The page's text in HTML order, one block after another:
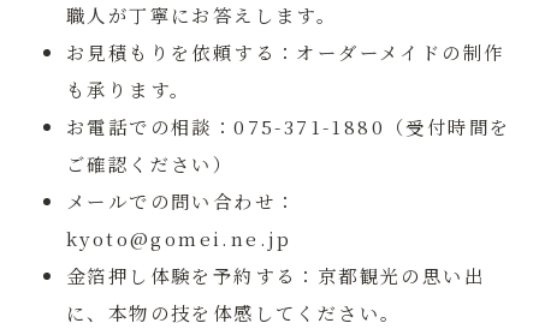
職人が丁寧にお答えします。
お見積もりを依頼する： オーダーメイドの制作
も承ります。
お電話での相談：075-371-1880（受付時間を
ご確認ください）
メールでの問い合わせ：
kyoto@gomei.ne.jp
金箔押し体験を予約する： 京都観光の思い出
に、本物の技を体感してください。